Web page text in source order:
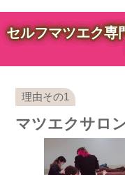
セルフマツエク専
マツエクサロ